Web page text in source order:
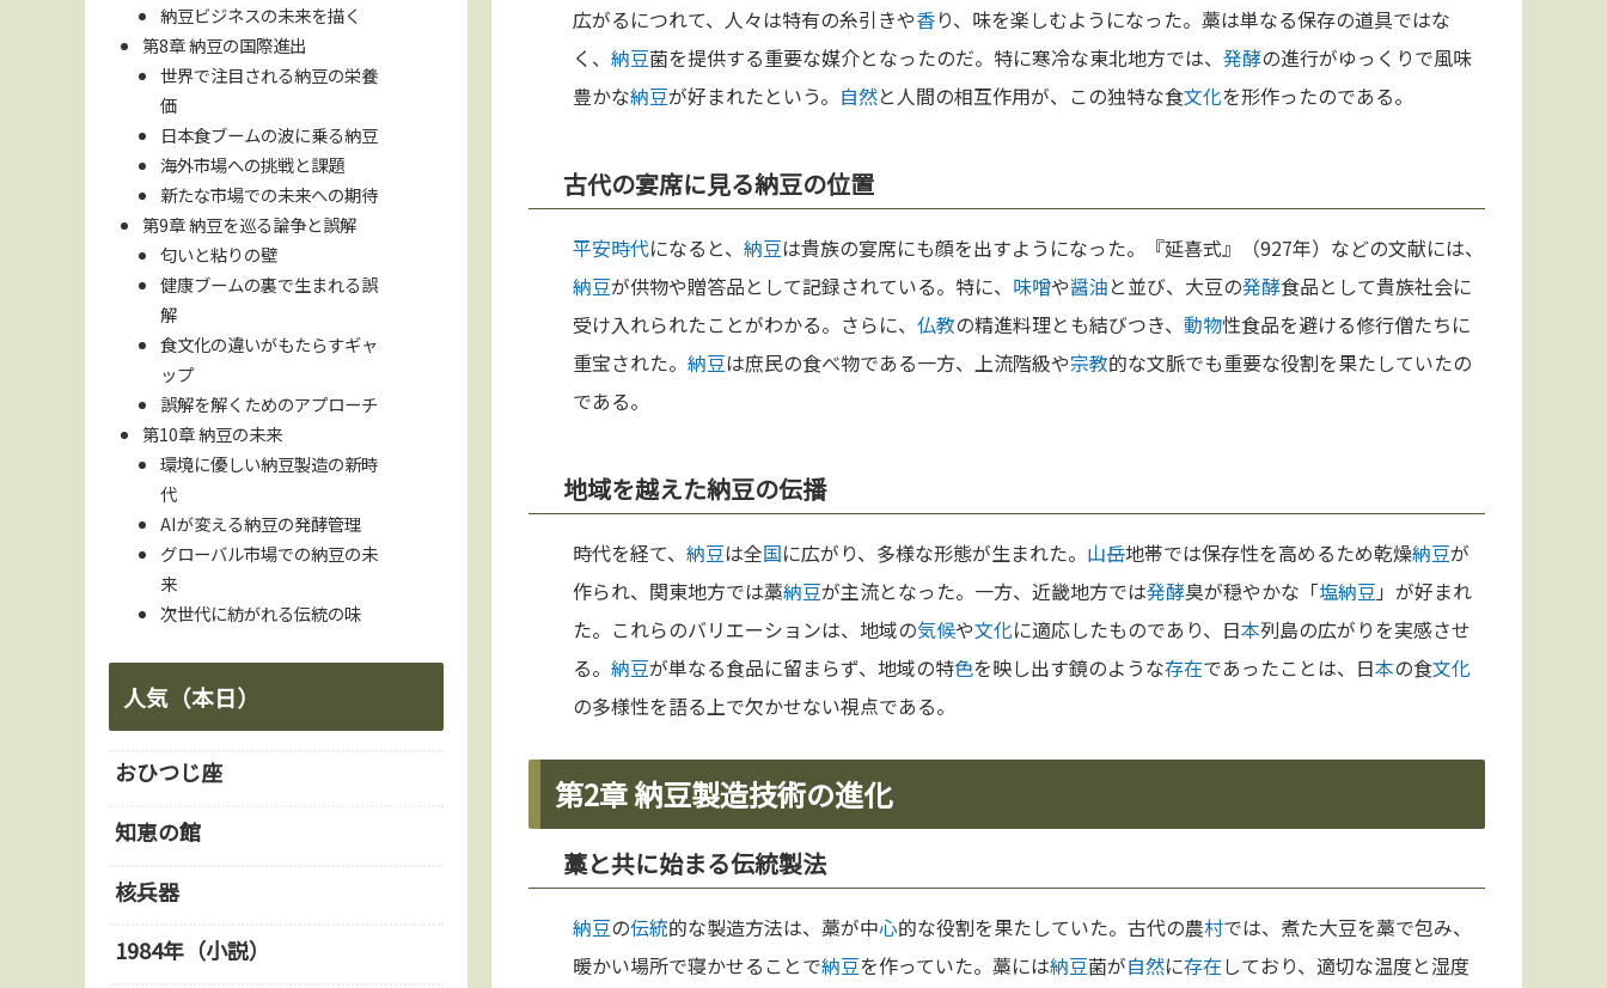
広がるにつれて、人々は特有の糸引きや香り、味を楽しむようになった。藁は単なる保存の道具ではな
く、 納豆菌を提供する重要な媒介となったのだ。特に寒冷な東北地方では、 発酵の進行がゆっくりで風味
豊かな納豆が好まれたという。 自然と人間の相互作用が、この独特な食文化を形作ったのである。
古代の宴席に見る納豆の位置
平安時代になると、 納豆は貴族の宴席にも顔を出すようになった。『延喜式』（927年）などの文献には、
納豆が供物や贈答品として記録されている。特に、 味噌や醤油と並び、大豆の発酵食品として貴族社会に
受け入れられたことがわかる。さらに、 仏教の精進料理とも結びつき、 動物性食品を避ける修行僧たちに
重宝された。 納豆は庶民の食べ物である一方、上流階級や宗教的な文脈でも重要な役割を果たしていたの
である。
地域を越えた納豆の伝播
時代を経て、 納豆は全国に広がり、多様な形態が生まれた。 山岳地帯では保存性を高めるため乾燥納豆が
作られ、関東地方では藁納豆が主流となった。一方、近畿地方では発酵臭が穏やかな「塩納豆 」が好まれ
た。これらのバリエーションは、地域の気候や文化に適応したものであり、日本列島の広がりを実感させ
る。 納豆が単なる食品に留まらず、地域の特色を映し出す鏡のような存在であったことは、日本の食文化
の多様性を語る上で欠かせない視点である。
第2章 納豆製造技術の進化
藁と共に始まる伝統製法
納豆の伝統的な製造方法は、藁が中心的な役割を果たしていた。古代の農村では、煮た大豆を藁で包み、
暖かい場所で寝かせることで納豆を作っていた。藁には納豆菌が自然に存在しており、適切な温度と湿度
納豆ビジネスの未来を描く
第8章 納豆の国際進出
世界で注目される納豆の栄養
価
日本食ブームの波に乗る納豆
海外市場への挑戦と課題
新たな市場での未来への期待
第9章 納豆を巡る論争と誤解
匂いと粘りの壁
健康ブームの裏で生まれる誤
解
食文化の違いがもたらすギャ
ップ
誤解を解くためのアプローチ
第10章 納豆の未来
環境に優しい納豆製造の新時
代
AIが変える納豆の発酵管理
グローバル市場での納豆の未
来
次世代に紡がれる伝統の味
人気（本日）
おひつじ座
知恵の館
核兵器
1984年（小説）